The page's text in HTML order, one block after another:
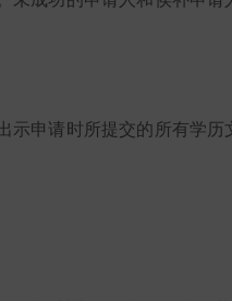
申请时所提交的所有学历